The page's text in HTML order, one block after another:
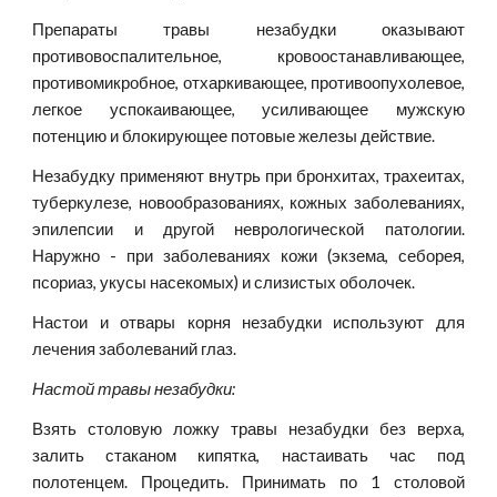
Препараты травы незабудки оказывают
противовоспалительное, кровоостанавливающее,
противомикробное, отхаркивающее, противоопухолевое,
легкое успокаивающее, усиливающее мужскую
потенцию и блокирующее потовые железы действие.
Незабудку применяют внутрь при бронхитах, трахеитах,
туберкулезе, новообразованиях, кожных заболеваниях,
эпилепсии и другой неврологической патологии.
Наружно - при заболеваниях кожи (экзема, себорея,
псориаз, укусы насекомых) и слизистых оболочек.
Настои и отвары корня незабудки используют для
лечения заболеваний глаз.
Настой травы незабудки:
Взять столовую ложку травы незабудки без верха,
залить стаканом кипятка, настаивать час под
полотенцем. Процедить. Принимать по 1 столовой